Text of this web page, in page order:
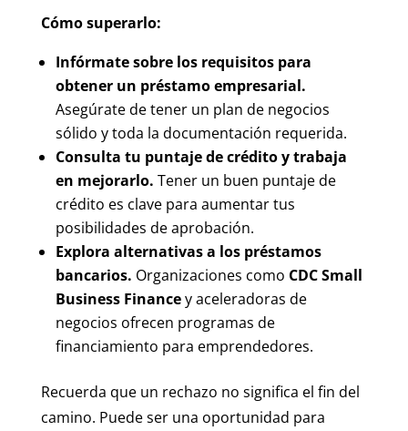
Cómo superarlo:
Infórmate sobre los requisitos para
obtener un préstamo empresarial.
Asegúrate de tener un plan de negocios
sólido y toda la documentación requerida.
Consulta tu puntaje de crédito y trabaja
en mejorarlo. Tener un buen puntaje de
crédito es clave para aumentar tus
posibilidades de aprobación.
Explora alternativas a los préstamos
bancarios. Organizaciones como CDC Small
Business Financey aceleradoras de
negocios ofrecen programas de
financiamiento para emprendedores.
Recuerda que un rechazo no significa el fin del
camino. Puede ser una oportunidad para